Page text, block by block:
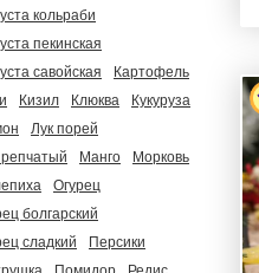
кольраби
пекинская
савойская
Картофель
Кизил Клюква
Кукуруза
Лук порей
репчатый
Манго
Морковь
Огурец
болгарский
сладкий
Персики